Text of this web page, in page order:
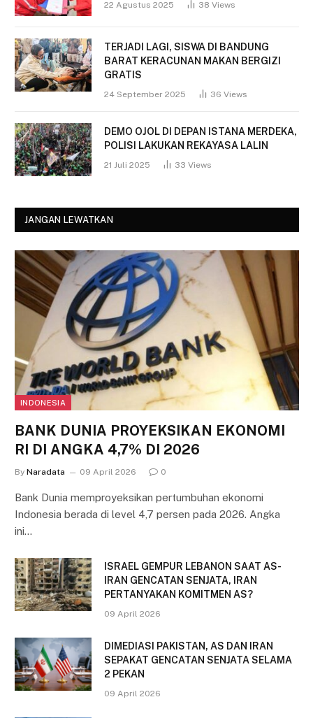
22 Agustus 2025 38 Views
TERJADI LAGI, SISWA DI BANDUNG
BARAT KERACUNAN MAKAN BERGIZI
GRATIS
24 September 2025 36 Views
DEMO OJOL DI DEPAN ISTANA MERDEKA,
POLISI LAKUKAN REKAYASA LALIN
21 Juli 2025 33 Views
JANGAN LEWATKAN
INDONESIA
BANK DUNIA PROYEKSIKAN EKONOMI
RI DI ANGKA 4,7% DI 2026
By Naradata 09 April 2026 0
Bank Dunia memproyeksikan pertumbuhan ekonomi
Indonesia berada di level 4,7 persen pada 2026. Angka
ini…
ISRAEL GEMPUR LEBANON SAAT AS-
IRAN GENCATAN SENJATA, IRAN
PERTANYAKAN KOMITMEN AS?
09 April 2026
DIMEDIASI PAKISTAN, AS DAN IRAN
SEPAKAT GENCATAN SENJATA SELAMA
2 PEKAN
09 April 2026